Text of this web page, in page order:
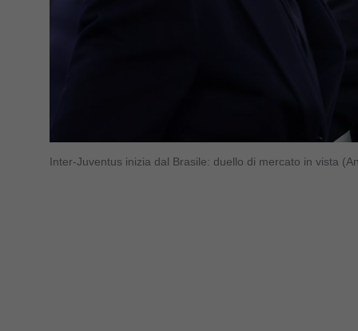
Inter-Juventus inizia dal Brasile: duello di mercato in vista